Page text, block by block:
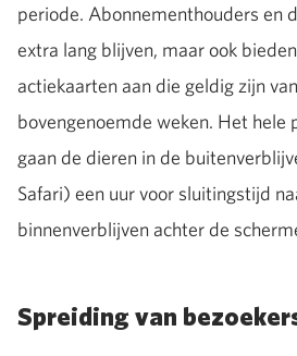
periode. Abonnementhouders en
extra lang blijven, maar ook
actiekaarten aan die geldig zijn
bovengenoemde weken. Het hele
gaan de dieren in de
Safari) een uur voor sluitingstijd
binnenverblijven achter de
Spreiding van